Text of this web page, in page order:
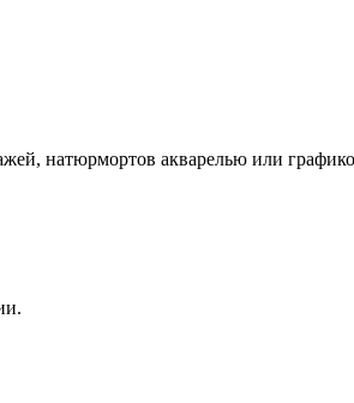
натюрмортов акварелью или